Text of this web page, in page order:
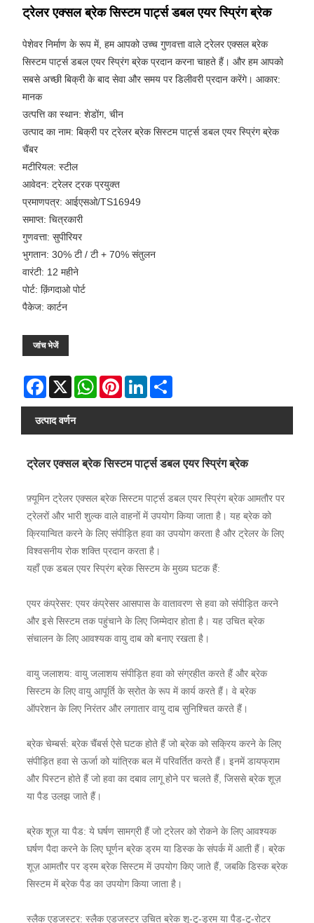
ट्रेलर एक्सल ब्रेक सिस्टम पार्ट्स डबल एयर स्प्रिंग ब्रेक
पेशेवर निर्माण के रूप में, हम आपको उच्च गुणवत्ता वाले ट्रेलर एक्सल ब्रेक
सिस्टम पार्ट्स डबल एयर स्प्रिंग ब्रेक प्रदान करना चाहते हैं। और हम आपको
सबसे अच्छी बिक्री के बाद सेवा और समय पर डिलीवरी प्रदान करेंगे। आकार:
मानक
उत्पत्ति का स्थान: शेडोंग, चीन
उत्पाद का नाम: बिक्री पर ट्रेलर ब्रेक सिस्टम पार्ट्स डबल एयर स्प्रिंग ब्रेक
चैंबर
मटीरियल: स्टील
आवेदन: ट्रेलर ट्रक प्रयुक्त
प्रमाणपत्र: आईएसओ/TS16949
समाप्त: चित्रकारी
गुणवत्ता: सुपीरियर
भुगतान: 30% टी / टी + 70% संतुलन
वारंटी: 12 महीने
पोर्ट: क़िंगदाओ पोर्ट
पैकेज: कार्टन
जांच भेजें
Facebook
X WhatsAppPinterestLinkedIn
उत्पाद वर्णन
ट्रेलर एक्सल ब्रेक सिस्टम पार्ट्स डबल एयर स्प्रिंग ब्रेक
फ़्यूमिन ट्रेलर एक्सल ब्रेक सिस्टम पार्ट्स डबल एयर स्प्रिंग ब्रेक आमतौर पर
ट्रेलरों और भारी शुल्क वाले वाहनों में उपयोग किया जाता है। यह ब्रेक को
क्रियान्वित करने के लिए संपीड़ित हवा का उपयोग करता है और ट्रेलर के लिए
विश्वसनीय रोक शक्ति प्रदान करता है।
यहाँ एक डबल एयर स्प्रिंग ब्रेक सिस्टम के मुख्य घटक हैं:
एयर कंप्रेसर: एयर कंप्रेसर आसपास के वातावरण से हवा को संपीड़ित करने
और इसे सिस्टम तक पहुंचाने के लिए जिम्मेदार होता है। यह उचित ब्रेक
संचालन के लिए आवश्यक वायु दाब को बनाए रखता है।
वायु जलाशय: वायु जलाशय संपीड़ित हवा को संग्रहीत करते हैं और ब्रेक
सिस्टम के लिए वायु आपूर्ति के स्रोत के रूप में कार्य करते हैं। वे ब्रेक
ऑपरेशन के लिए निरंतर और लगातार वायु दाब सुनिश्चित करते हैं।
ब्रेक चेम्बर्स: ब्रेक चैंबर्स ऐसे घटक होते हैं जो ब्रेक को सक्रिय करने के लिए
संपीड़ित हवा से ऊर्जा को यांत्रिक बल में परिवर्तित करते हैं। इनमें डायफ्राम
और पिस्टन होते हैं जो हवा का दबाव लागू होने पर चलते हैं, जिससे ब्रेक शूज़
या पैड उलझ जाते हैं।
ब्रेक शूज़ या पैड: ये घर्षण सामग्री हैं जो ट्रेलर को रोकने के लिए आवश्यक
घर्षण पैदा करने के लिए घूर्णन ब्रेक ड्रम या डिस्क के संपर्क में आती हैं। ब्रेक
शूज़ आमतौर पर ड्रम ब्रेक सिस्टम में उपयोग किए जाते हैं, जबकि डिस्क ब्रेक
सिस्टम में ब्रेक पैड का उपयोग किया जाता है।
स्लैक एडजस्टर: स्लैक एडजस्टर उचित ब्रेक शू-टू-ड्रम या पैड-टू-रोटर